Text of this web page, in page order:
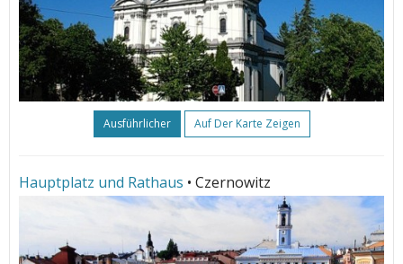
Ausführlicher Auf Der Karte Zeigen
Hauptplatz und Rathaus • Czernowitz